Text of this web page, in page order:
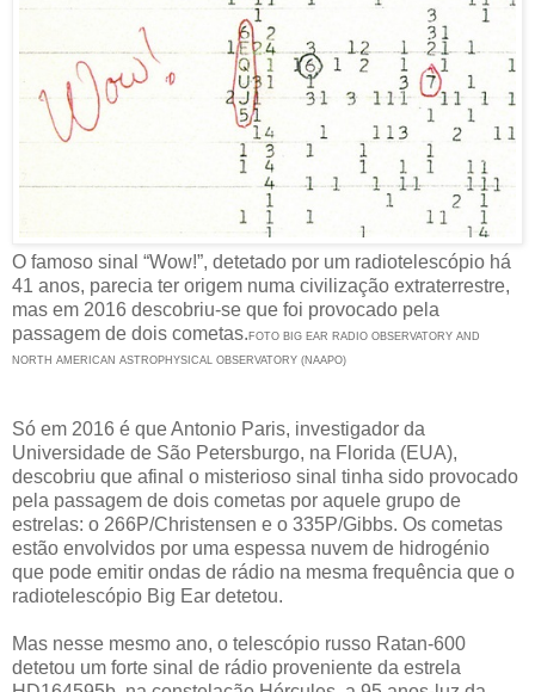
O famoso sinal “Wow!”, detetado por um radiotelescópio há
41 anos, parecia ter origem numa civilização extraterrestre,
mas em 2016 descobriu-se que foi provocado pela
passagem de dois cometas. FOTO BIG EAR RADIO OBSERVATORY AND
NORTH AMERICAN ASTROPHYSICAL OBSERVATORY (NAAPO)
Só em 2016 é que Antonio Paris, investigador da
Universidade de São Petersburgo, na Florida (EUA),
descobriu que afinal o misterioso sinal tinha sido provocado
pela passagem de dois cometas por aquele grupo de
estrelas: o 266P/Christensen e o 335P/Gibbs. Os cometas
estão envolvidos por uma espessa nuvem de hidrogénio
que pode emitir ondas de rádio na mesma frequência que o
radiotelescópio Big Ear detetou.
Mas nesse mesmo ano, o telescópio russo Ratan-600
detetou um forte sinal de rádio proveniente da estrela